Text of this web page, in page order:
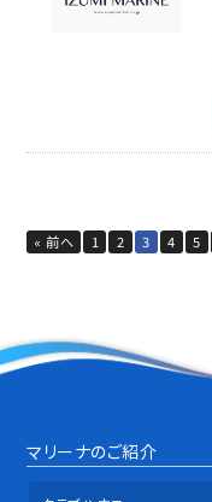
« 前へ 1 2 3 4 5
マリーナのご紹介